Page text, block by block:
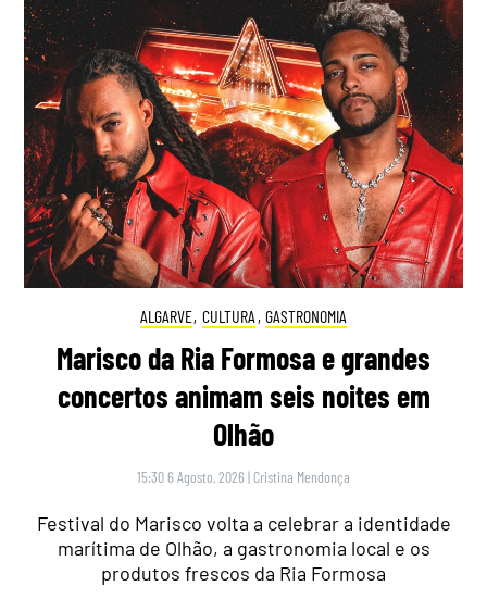
ALGARVE, CULTURA , GASTRONOMIA
Marisco da Ria Formosa e grandes
concertos animam seis noites em
Olhão
15:30 6 Agosto, 2026 | Cristina Mendonça
Festival do Marisco volta a celebrar a identidade
marítima de Olhão, a gastronomia local e os
produtos frescos da Ria Formosa